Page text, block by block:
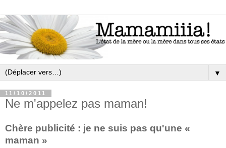
▼
11/10/2011
Ne m'appelez pas maman!
Chère publicité : je ne suis pas qu'une «
maman »